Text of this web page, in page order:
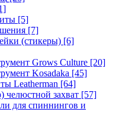
[5]
[7]
(стикеры) [6]
Grows Culture [20]
Kosadaka [45]
Leatherman [64]
захват [57]
для спиннингов и